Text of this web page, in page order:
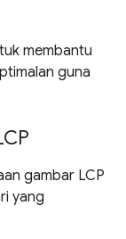
membantu
guna
gambar LCP
yang